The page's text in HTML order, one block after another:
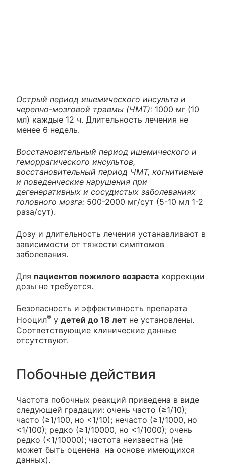
Острый период ишемического инсульта и
черепно-мозговой травмы (ЧМТ): 1000 мг (10
мл) каждые 12 ч. Длительность лечения не
менее 6 недель.
Восстановительный период ишемического и
геморрагического инсультов,
восстановительный период ЧМТ, когнитивные
и поведенческие нарушения при
дегенеративных и сосудистых заболеваниях
головного мозга: 500-2000 мг/сут (5-10 мл 1-2
раза/сут).
Дозу и длительность лечения устанавливают в
зависимости от тяжести симптомов
заболевания.
Для пациентов пожилого возраста коррекции
дозы не требуется.
Безопасность и эффективность препарата
Нооцил® у детей до 18 лет не установлены.
Соответствующие клинические данные
отсутствуют.
Побочные действия
Частота побочных реакций приведена в виде
следующей градации: очень часто (≥1/10);
часто (≥1/100, но <1/10); нечасто (≥1/1000, но
<1/100); редко (≥1/10000, но <1/1000); очень
редко (<1/10000); частота неизвестна (не
может быть оценена на основе имеющихся
данных).